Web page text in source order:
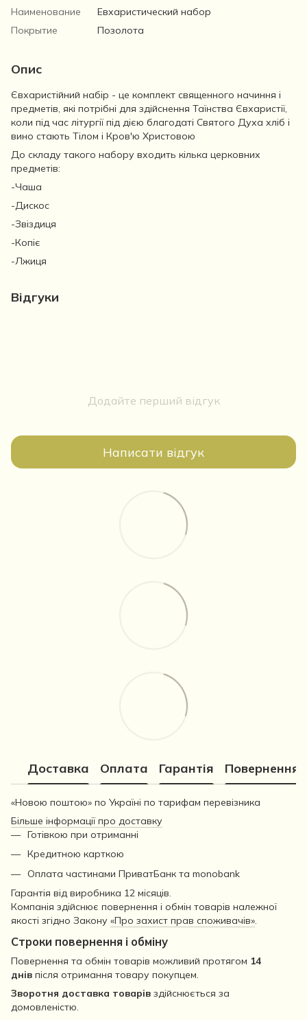
Наименование
Евхаристический набор
Покрытие
Позолота
Опис
Євхаристійний набір - це комплект священного начиння і
предметів, які потрібні для здійснення Таїнства Євхаристії,
коли під час літургії під дією благодаті Святого Духа хліб і
вино стають Тілом і Кров'ю Христовою
До складу такого набору входить кілька церковних
предметів:
-Чаша
-Дискос
-Звіздиця
-Копіє
-Лжиця
Відгуки
Додайте перший відгук
Написати відгук
Доставка Оплата Гарантія Повернення
«Новою поштою» по Україні по тарифам перевізника
Більше інформації про доставку
Готівкою при отриманні
Кредитною карткою
Оплата частинами ПриватБанк та monobank
Гарантія від виробника 12 місяців.
Компанія здійснює повернення і обмін товарів належної
якості згідно Закону «Про захист прав споживачів».
Строки повернення і обміну
Повернення та обмін товарів можливий протягом 14
днів після отримання товару покупцем.
Зворотня доставка товарів здійснюється за
домовленістю.